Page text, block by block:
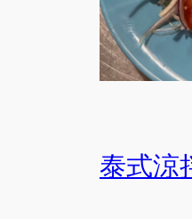
泰式涼